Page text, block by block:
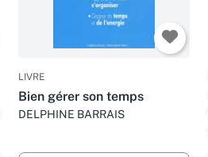
LIVRE
Bien gérer son temps
DELPHINE BARRAIS